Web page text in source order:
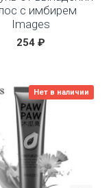
с имбирем
Images
254 ₽
Нет в наличии